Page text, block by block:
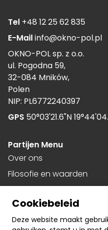
Cookiebeleid
Deze website maakt
Tel +48 12 25 62 835
E-Mailinfo@okno-pol.pl
OKNO-POL sp. z o.o.
ul. Pogodna 59,
32-084 Mników,
Polen
NIP: PL6772240397
GPS 50°03'21.6"N
Partijen Menu
Over ons
Filosofie en waarden
Historie
Projecten
Download